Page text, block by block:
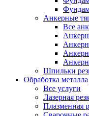
Анкерные
Все
Шпильки
Обработка металла
Все услуги
Лазерная
Плазменная